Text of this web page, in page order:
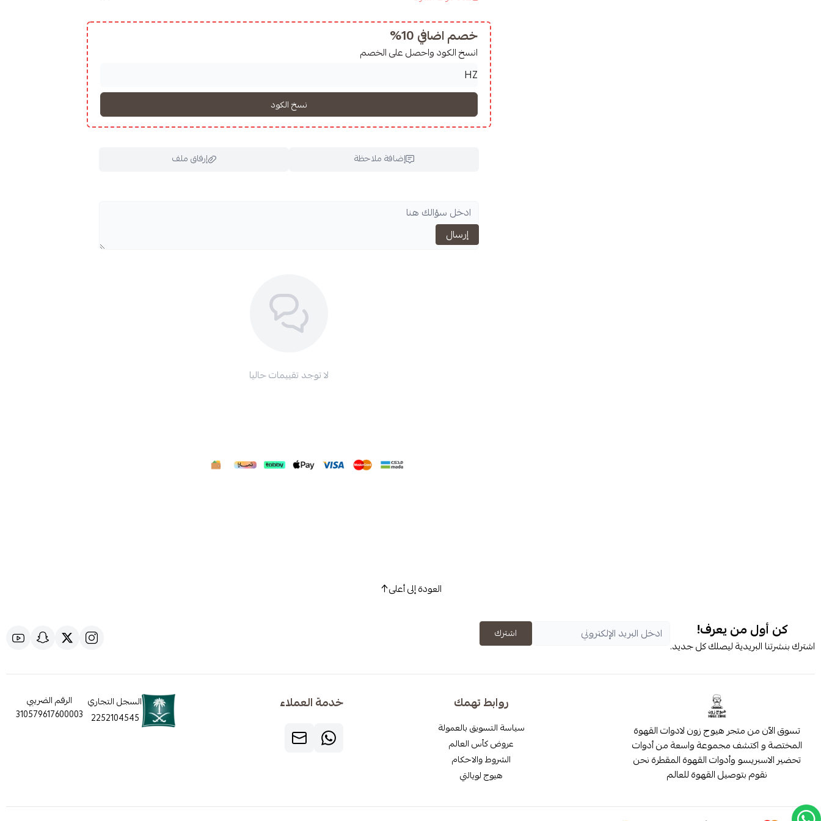
خصم اضافي 10%
انسخ الكود واحصل على الخصم
إضافة ملاحظة إرفاق ملف
إرسال
لا توجد تقييمات حاليا
العودة إلى أعلى
كن أول من يعرف!
اشترك بنشرتنا البريدية ليصلك كل جديد.
اشترك
تسوق الآن من متجر هيوج زون لادوات القهوة
المختصة و اكتشف مجموعة واسعة من أدوات
تحضير الاسبريسو وأدوات القهوة المقطرة نحن
نقوم بتوصيل القهوة للعالم
روابط تهمك
سياسة التسويق بالعمولة
عروض كأس العالم
الشروط والاحكام
هيوج لويالتي
خدمة العملاء
السجل التجاري
2252104545
الرقم الضريبي
310579617600003